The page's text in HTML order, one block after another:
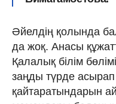
Әйелдің қолында
да жоқ. Анасы
Қалалық білім
заңды түрде асырап
қайтаратындарын